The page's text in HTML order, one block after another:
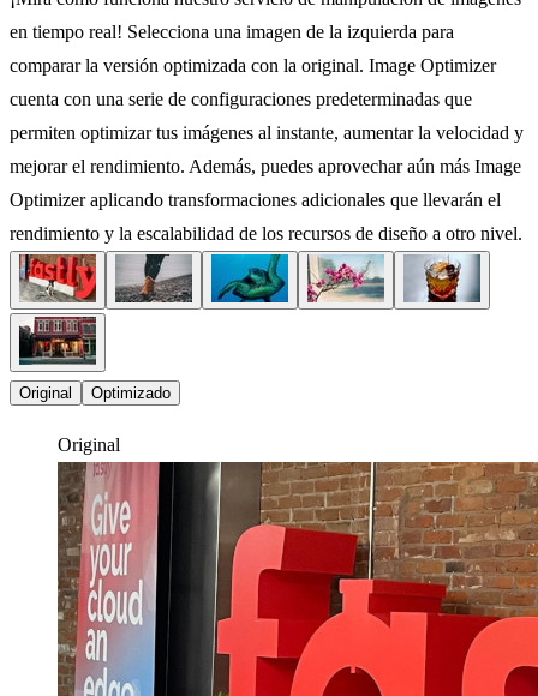
en tiempo real! Selecciona una imagen de la izquierda para
comparar la versión optimizada con la original. Image Optimizer
cuenta con una serie de configuraciones predeterminadas que
permiten optimizar tus imágenes al instante, aumentar la velocidad y
mejorar el rendimiento. Además, puedes aprovechar aún más Image
Optimizer aplicando transformaciones adicionales que llevarán el
rendimiento y la escalabilidad de los recursos de diseño a otro nivel.
Original Optimizado
Original